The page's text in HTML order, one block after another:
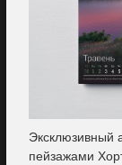
Эксклюзивный
пейзажами